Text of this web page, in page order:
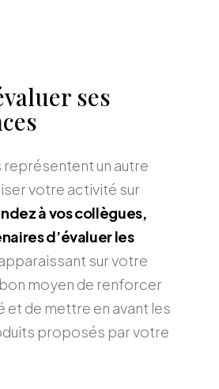
ses
représentent un autre
votre activité sur
à vos collègues,
d’évaluer les
sur votre
moyen de renforcer
de mettre en avant les
proposés par votre